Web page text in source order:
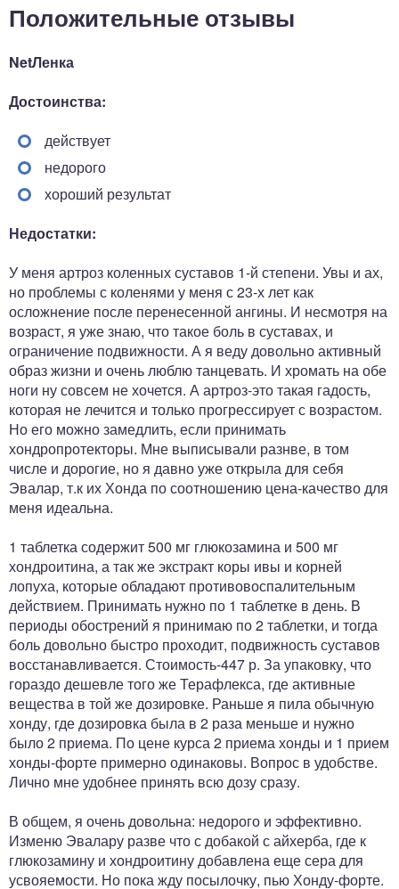
Положительные отзывы
NetЛенка
Достоинства:
действует
недорого
хороший результат
Недостатки:
У меня артроз коленных суставов 1-й степени. Увы и ах,
но проблемы с коленями у меня с 23-х лет как
осложнение после перенесенной ангины. И несмотря на
возраст, я уже знаю, что такое боль в суставах, и
ограничение подвижности. А я веду довольно активный
образ жизни и очень люблю танцевать. И хромать на обе
ноги ну совсем не хочется. А артроз-это такая гадость,
которая не лечится и только прогрессирует с возрастом.
Но его можно замедлить, если принимать
хондропротекторы. Мне выписывали разнве, в том
числе и дорогие, но я давно уже открыла для себя
Эвалар, т.к их Хонда по соотношению цена-качество для
меня идеальна.
1 таблетка содержит 500 мг глюкозамина и 500 мг
хондроитина, а так же экстракт коры ивы и корней
лопуха, которые обладают противовоспалительным
действием. Принимать нужно по 1 таблетке в день. В
периоды обострений я принимаю по 2 таблетки, и тогда
боль довольно быстро проходит, подвижность суставов
восстанавливается. Стоимость-447 р. За упаковку, что
гораздо дешевле того же Терафлекса, где активные
вещества в той же дозировке. Раньше я пила обычную
хонду, где дозировка была в 2 раза меньше и нужно
было 2 приема. По цене курса 2 приема хонды и 1 прием
хонды-форте примерно одинаковы. Вопрос в удобстве.
Лично мне удобнее принять всю дозу сразу.
В общем, я очень довольна: недорого и эффективно.
Изменю Эвалару разве что с добакой с айхерба, где к
глюкозамину и хондроитину добавлена еще сера для
усвояемости. Но пока жду посылочку, пью Хонду-форте.